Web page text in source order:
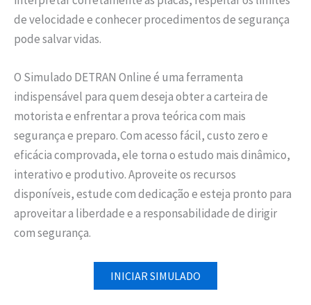
de velocidade e conhecer procedimentos de segurança
pode salvar vidas.
O Simulado DETRAN Online é uma ferramenta
indispensável para quem deseja obter a carteira de
motorista e enfrentar a prova teórica com mais
segurança e preparo. Com acesso fácil, custo zero e
eficácia comprovada, ele torna o estudo mais dinâmico,
interativo e produtivo. Aproveite os recursos
disponíveis, estude com dedicação e esteja pronto para
aproveitar a liberdade e a responsabilidade de dirigir
com segurança.
INICIAR SIMULADO